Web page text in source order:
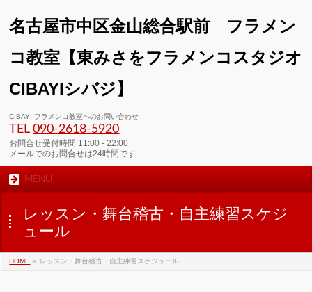
名古屋市中区金山総合駅前 フラメン
コ教室【東みさをフラメンコスタジオ
CIBAYIシバジ】
CIBAYI フラメンコ教室へのお問い合わせ
TEL090-2618‐5920
お問合せ受付時間 11:00 - 22:00
メールでのお問合せは24時間です
MENU
レッスン・舞台稽古・自主練習スケジ
ュール
HOME » レッスン・舞台稽古・自主練習スケジュール
01:00
02:00
03:00
04:00